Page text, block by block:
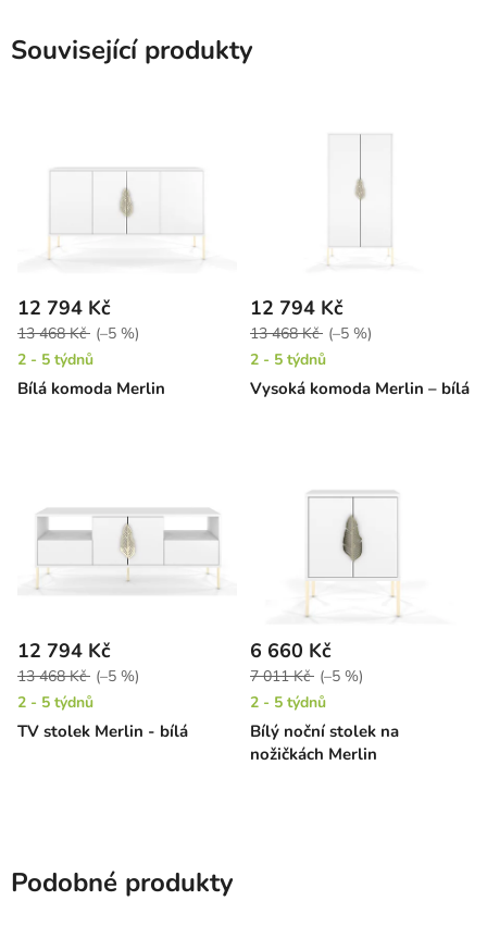
Související produkty
Bílá komoda Merlin
12 794 Kč
13 468 Kč (–5 %)
2 - 5 týdnů
Vysoká komoda Merlin – bílá
12 794 Kč
13 468 Kč (–5 %)
2 - 5 týdnů
TV stolek Merlin - bílá
12 794 Kč
13 468 Kč (–5 %)
2 - 5 týdnů
Bílý noční stolek na
nožičkách Merlin
6 660 Kč
7 011 Kč (–5 %)
2 - 5 týdnů
Podobné produkty